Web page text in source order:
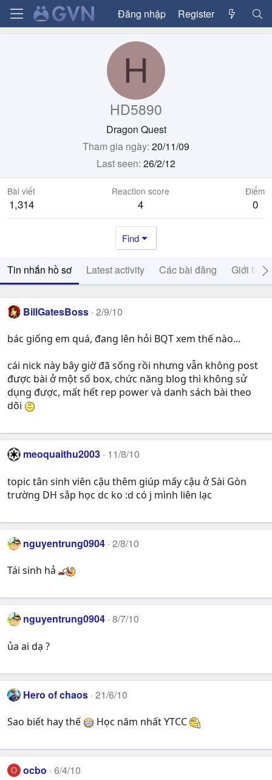
Đăng nhập Register
H
HD5890
Dragon Quest
Tham gia ngày 20/11/09
Last seen 26/2/12
Bài viết
1,314
Reaction score
4
Điểm
0
Find
Tin nhắn hồ sơ Latest activity Các bài đăng Giới thiệu
BillGatesBoss 2/9/10
bác giống em quá, đang lên hỏi BQT xem thế nào...
cái nick này bây giờ đã sống rồi nhưng vẫn không post
được bài ở một số box, chức năng blog thì không sử
dụng được, mất hết rep power và danh sách bài theo
dõi
meoquaithu2003 11/8/10
topic tân sinh viên cậu thêm giúp mấy cậu ở Sài Gòn
trường DH sắp học dc ko :d có j mình liên lạc
nguyentrung0904 2/8/10
Tái sinh hả
nguyentrung0904 8/7/10
ủa ai dạ ?
Hero of chaos 21/6/10
Sao biết hay thế Học năm nhất YTCC
O ocbo 6/4/10